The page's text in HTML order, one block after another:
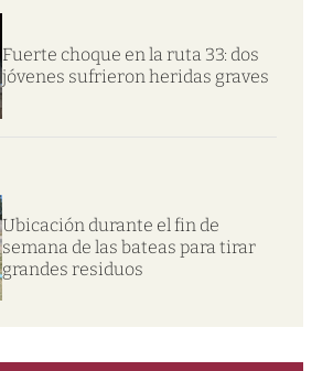
Fuerte choque en la ruta 33: dos
jóvenes sufrieron heridas graves
Ubicación durante el fin de
semana de las bateas para tirar
grandes residuos